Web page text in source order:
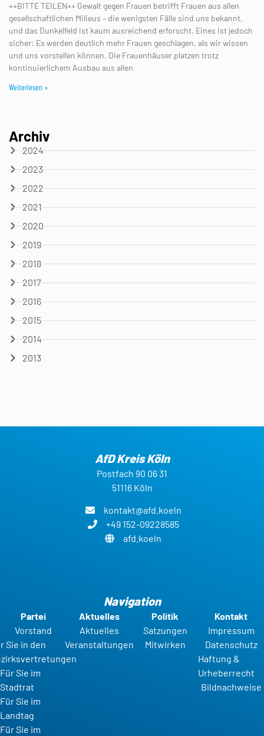
++BITTE TEILEN++ Gewalt gegen Frauen betrifft Frauen aus allen
gesellschaftlichen Milieus – die wenigsten Fälle sind uns bekannt,
und das Dunkelfeld ist kaum ausreichend erforscht. Eines ist jedoch
sicher: Es werden deutlich mehr Frauen geschlagen, als wir wissen
und uns vorstellen können. Die Frauenhäuser platzen trotz
kontinuierlichem Ausbau aus allen
Weiterlesen »
Archiv
2024
2023
2022
2021
2020
2019
2018
2017
2016
2015
2014
2013
AfD Kreis Köln
Postfach 90 06 31
51116 Köln
kontakt@afd.koeln
+49 152-09228585
afd.koeln
Navigation
Partei
Vorstand
Sie in den
Für Sie im
Stadtrat
Für Sie im
Landtag
Für Sie im
Aktuelles
Aktuelles
Veranstaltungen
Politik
Satzungen
Mitwirken
Kontakt
Impressum
Datenschutz
Haftung &
Urheberrecht
Bildnachweise